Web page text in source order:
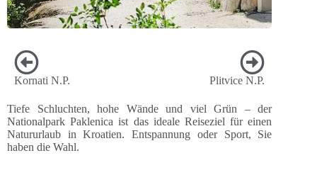
Kornati N.P. Plitvice N.P.
Tiefe Schluchten, hohe Wände und viel Grün – der
Nationalpark Paklenica ist das ideale Reiseziel für einen
Natururlaub in Kroatien. Entspannung oder Sport, Sie
haben die Wahl.